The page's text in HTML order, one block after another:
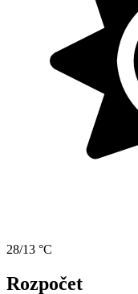
28/13 °C
Rozpočet